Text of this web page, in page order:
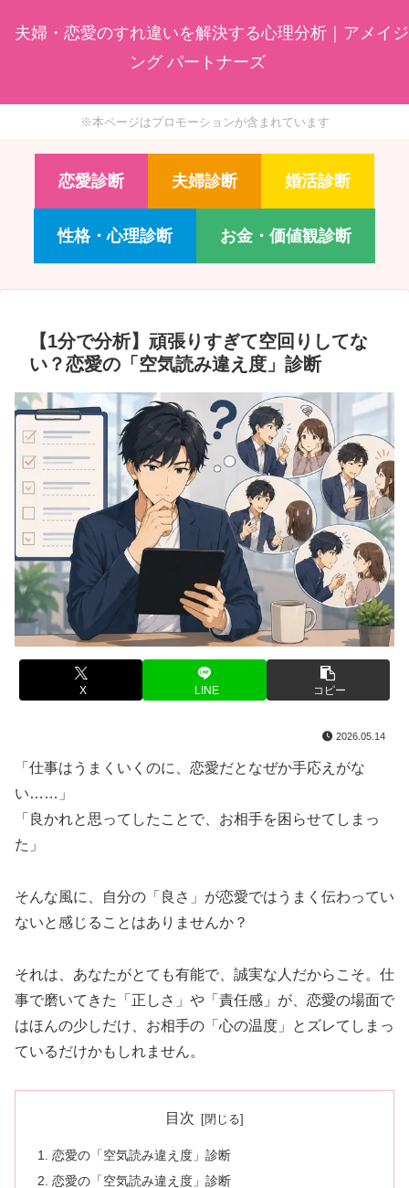
夫婦・恋愛のすれ違いを解決する心理分析｜アメイジ
ング パートナーズ
※本ページはプロモーションが含まれています
恋愛診断 夫婦診断 婚活診断
性格・心理診断 お金・価値観診断
【1分で分析】頑張りすぎて空回りしてな
い？恋愛の「空気読み違え度」診断
X LINE コピー
2026.05.14
「仕事はうまくいくのに、恋愛だとなぜか手応えがな
い……」
「良かれと思ってしたことで、お相手を困らせてしまっ
た」
そんな風に、自分の「良さ」が恋愛ではうまく伝わってい
ないと感じることはありませんか？
それは、あなたがとても有能で、誠実な人だからこそ。仕
事で磨いてきた「正しさ」や「責任感」が、恋愛の場面で
はほんの少しだけ、お相手の「心の温度」とズレてしまっ
ているだけかもしれません。
目次
恋愛の「空気読み違え度」診断
恋愛の「空気読み違え度」診断